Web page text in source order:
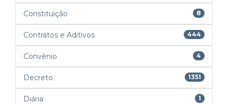
Constituição 8
Contratos e Aditivos 444
Convênio 4
Decreto 1351
Diária 1